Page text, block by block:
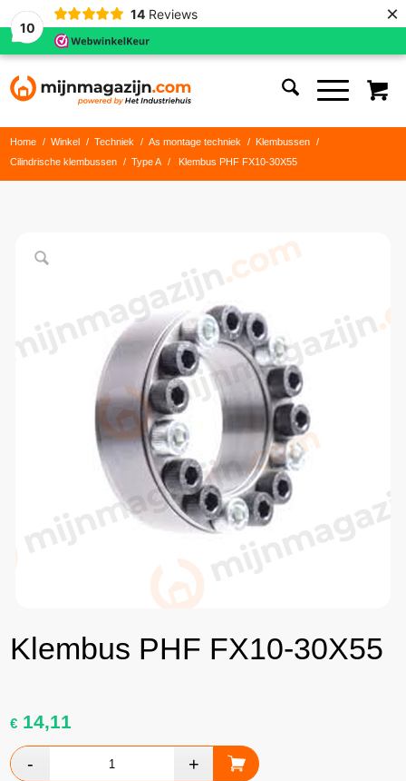
10
14 Reviews ×
Home / Winkel / Techniek / As montage techniek / Klembussen
/
Cilindrische klembussen
/ Type A / Klembus PHF FX10-30X55
Klembus PHF FX10-30X55
€ 14,11